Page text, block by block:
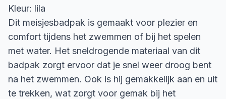
Kleur: lila
Dit meisjesbadpak is gemaakt voor plezier en
comfort tijdens het zwemmen of bij het spelen
met water. Het sneldrogende materiaal van dit
badpak zorgt ervoor dat je snel weer droog bent
na het zwemmen. Ook is hij gemakkelijk aan en uit
te trekken, wat zorgt voor gemak bij het